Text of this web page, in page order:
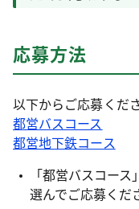
応募方法
以下からご応募くだ
都営バスコース
都営地下鉄コース
「都営バスコー
選んでご応募くだ